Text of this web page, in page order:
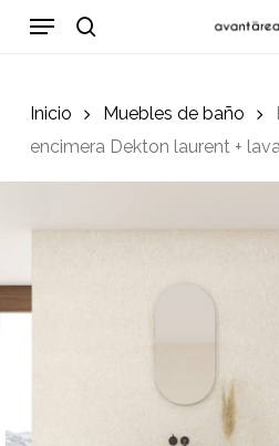
Menu
Inicio Muebles de baño
encimera Dekton laurent +